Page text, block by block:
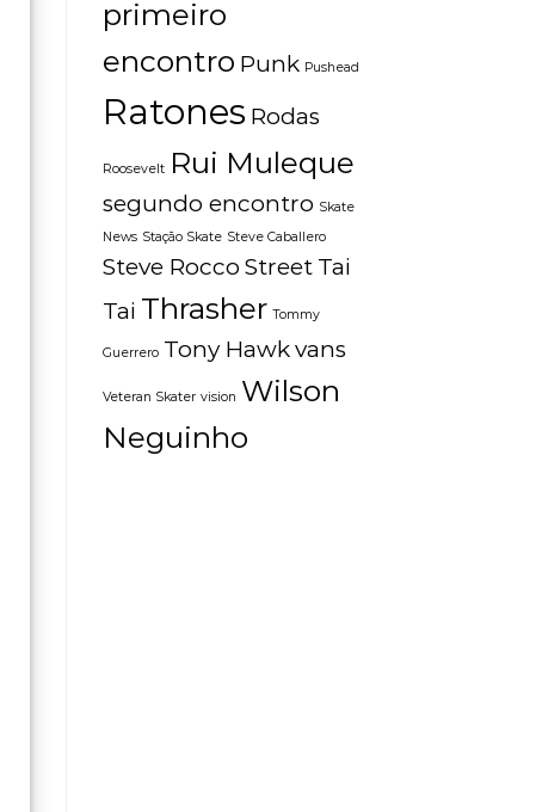
primeiro
encontro Punk Pushead
Ratones Rodas
Roosevelt Rui Muleque
segundo encontro Skate
News Stação Skate Steve Caballero
Steve Rocco Street Tai
Tai Thrasher Tommy
Guerrero Tony Hawkvans
Veteran Skater vision Wilson
Neguinho